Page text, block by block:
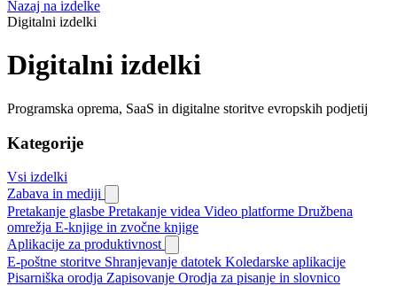
Nazaj na izdelke
Digitalni izdelki
Digitalni izdelki
Programska oprema, SaaS in digitalne storitve evropskih podjetij
Kategorije
Vsi izdelki
Zabava in mediji
Pretakanje glasbe Pretakanje videa Video platforme Družbena
omrežja E-knjige in zvočne knjige
Aplikacije za produktivnost
E-poštne storitve Shranjevanje datotek Koledarske aplikacije
Pisarniška orodja Zapisovanje Orodja za pisanje in slovnico